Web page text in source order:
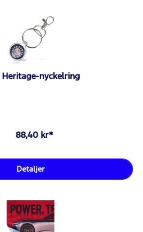
Heritage-nyckelring
88,40 kr*
Detaljer